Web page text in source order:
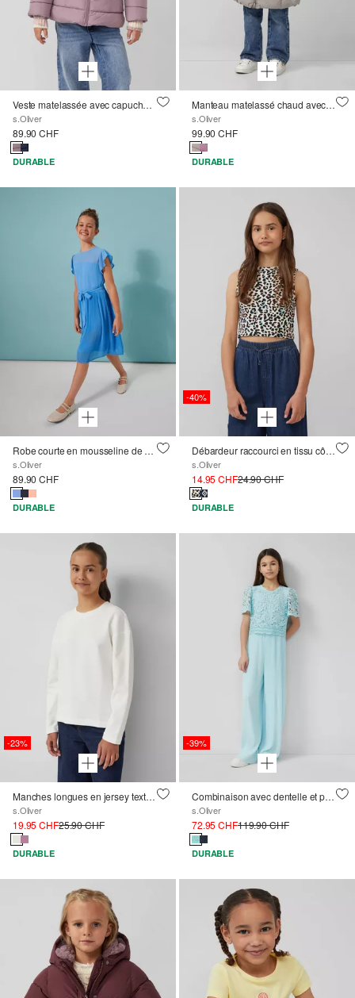
Veste matelassée avec capuche et doublure en polaire
s.Oliver
89.90 CHF
DURABLE
Manteau matelassé chaud avec doublure en peluche teddy
s.Oliver
99.90 CHF
DURABLE
Robe courte en mousseline de soie avec manches à volants et ceinture à nouer
s.Oliver
89.90 CHF
DURABLE
-40%
Débardeur raccourci en tissu côtelé, coupe slim
s.Oliver
14.95 CHF24.90 CHF
DURABLE
-23%
Manches longues en jersey texturé, coupe large
s.Oliver
19.95 CHF25.90 CHF
DURABLE
-39%
Combinaison avec dentelle et plissé
s.Oliver
72.95 CHF119.90 CHF
DURABLE